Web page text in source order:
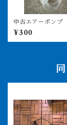
中古エアーポン
¥300